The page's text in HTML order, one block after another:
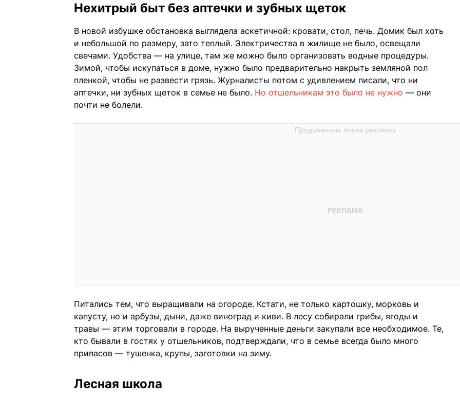
Нехитрый быт без аптечки и зубных щеток
В новой избушке обстановка выглядела аскетичной: кровати, стол, печь. Домик был хоть
и небольшой по размеру, зато теплый. Электричества в жилище не было, освещали
свечами. Удобства — на улице, там же можно было организовать водные процедуры.
Зимой, чтобы искупаться в доме, нужно было предварительно накрыть земляной пол
пленкой, чтобы не развести грязь. Журналисты потом с удивлением писали, что ни
аптечки, ни зубных щеток в семье не было. Но отшельникам это было не нужно — они
почти не болели.
Питались тем, что выращивали на огороде. Кстати, не только картошку, морковь и
капусту, но и арбузы, дыни, даже виноград и киви. В лесу собирали грибы, ягоды и
травы — этим торговали в городе. На вырученные деньги закупали все необходимое. Те,
кто бывали в гостях у отшельников, подтверждали, что в семье всегда было много
припасов — тушенка, крупы, заготовки на зиму.
Лесная школа